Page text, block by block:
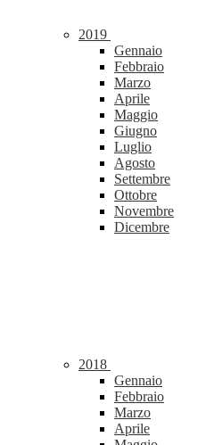
2019
Gennaio
Febbraio
Marzo
Aprile
Maggio
Giugno
Luglio
Agosto
Settembre
Ottobre
Novembre
Dicembre
2018
Gennaio
Febbraio
Marzo
Aprile